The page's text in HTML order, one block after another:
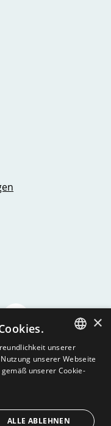
- JBJ
SPANISH
GERMAN
×
unserer
unserer Webseite
unserer Cookie-
ALLE ABLEHNEN